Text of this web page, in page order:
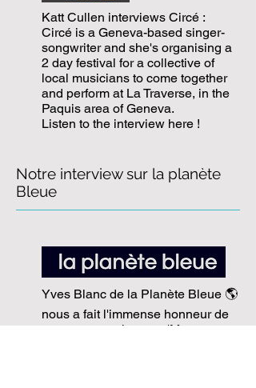
Katt Cullen interviews Circé :
​Circé is a Geneva-based singer-
songwriter and she's organising a
2 day festival for a collective of
local musicians to come together
and perform at La Traverse, in the
Paquis area of Geneva.
Listen to the interview here !
Notre interview sur la planète
Bleue
Yves Blanc de la Planète Bleue 🌎
nous a fait l'immense honneur de
passer notre chanson 'Message to